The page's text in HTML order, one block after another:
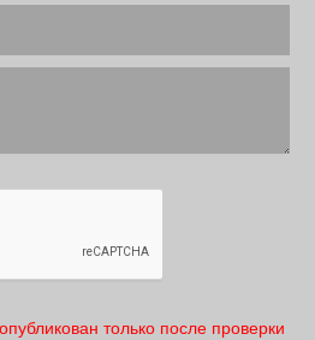
только после проверки